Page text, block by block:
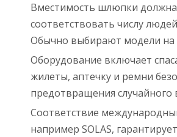
Вместимость шлюпки должна
соответствовать числу
Обычно выбирают модели на
Оборудование включает
жилеты, аптечку и ремни
предотвращения случайного
Соответствие
например SOLAS,